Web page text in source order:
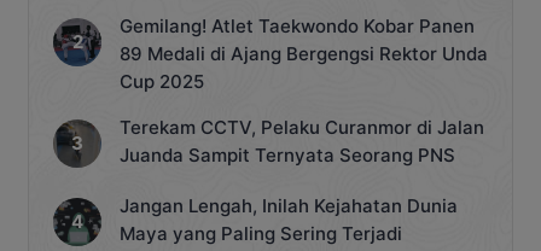
Gemilang! Atlet Taekwondo Kobar Panen
89 Medali di Ajang Bergengsi Rektor Unda
Cup 2025
Terekam CCTV, Pelaku Curanmor di Jalan
Juanda Sampit Ternyata Seorang PNS
Jangan Lengah, Inilah Kejahatan Dunia
Maya yang Paling Sering Terjadi